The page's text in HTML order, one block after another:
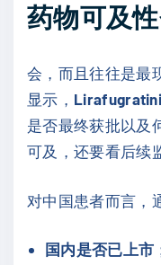
药物可及
会，而且往往是最
显示，
是否最终获批以及
可及，还要看后续
对中国患者而言，
国内是否已上市